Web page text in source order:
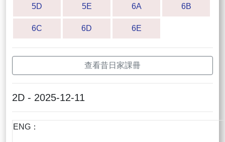
5D 5E 6A 6B
6C 6D 6E
查看昔日家課冊
2D - 2025-12-11
ENG：